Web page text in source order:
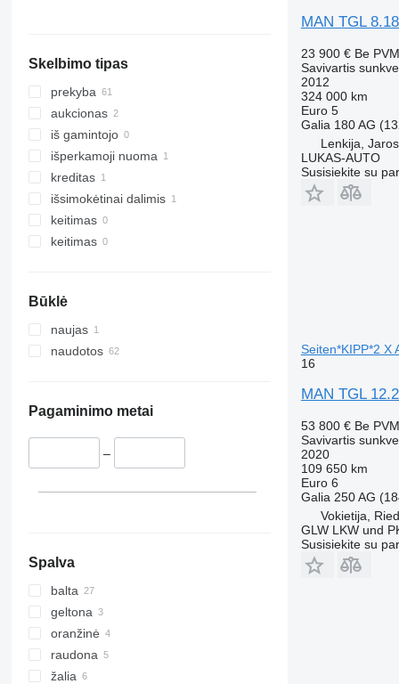
TGS 33.360
TGS 33.400
TGS 33.440
TGS 33.480
TGS 33.520
TGS 35.400
TGS 35.420
TGS 35.430
TGS 35.440
TGS 37.440
TGS 41.420
TGS 41.430
TGS 41.510
TGS 41.520
TGS 49.460
TGS 49.480
Skelbimo tipas
prekyba
aukcionas
iš gamintojo
išperkamoji nuoma
kreditas
išsimokėtinai dalimis
keitimas
keitimas
Būklė
naujas
naudotos
Pagaminimo metai
–
Spalva
balta
geltona
oranžinė
raudona
žalia
MAN TGL
23 900 € Be PVM
Savivartis
2012
324 000 km
Euro 5
Galia 180 AG
Lenkija,
LUKAS-AUTO
Susisiekite su
Seiten*KIPP*2 X
16
MAN TGL
53 800 € Be PVM
Savivartis
2020
109 650 km
Euro 6
Galia 250 AG
Vokietija,
GLW LKW und
Susisiekite su